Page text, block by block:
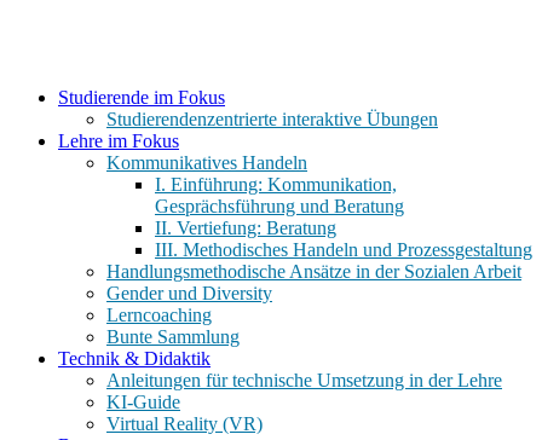
Close
Studierende im Fokus
Studierendenzentrierte interaktive Übungen
Lehre im Fokus
Kommunikatives Handeln
I. Einführung: Kommunikation,
Gesprächsführung und Beratung
II. Vertiefung: Beratung
III. Methodisches Handeln und Prozessgestaltung
Handlungsmethodische Ansätze in der Sozialen Arbeit
Gender und Diversity
Lerncoaching
Bunte Sammlung
Technik & Didaktik
Anleitungen für technische Umsetzung in der Lehre
KI-Guide
Virtual Reality (VR)